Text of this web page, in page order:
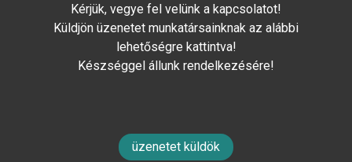
Kérjük, vegye fel velünk a kapcsolatot!
Küldjön üzenetet munkatársainknak az alábbi
lehetőségre kattintva!
Készséggel állunk rendelkezésére!
üzenetet küldök